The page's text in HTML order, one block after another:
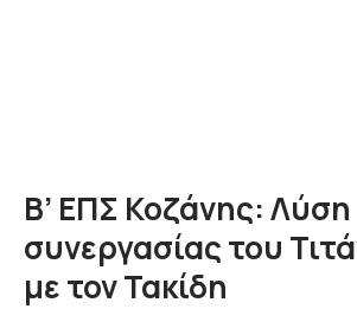
Β’ ΕΠΣ Κοζάνης: Λύση
συνεργασίας του
με τον Τακίδη